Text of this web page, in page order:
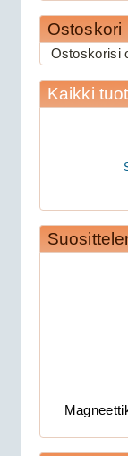
Ostoskori
Ostoskorisi
Kaikki